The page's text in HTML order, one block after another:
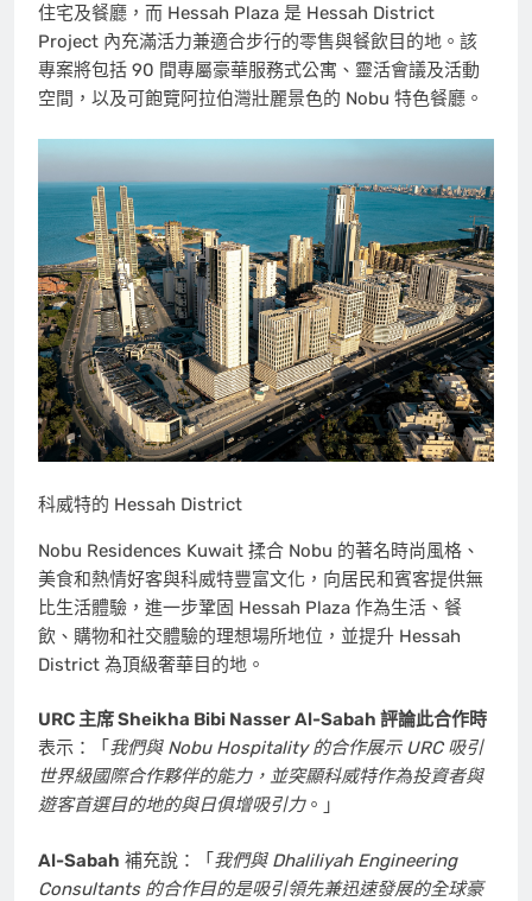
住宅及餐廳，而 Hessah Plaza 是 Hessah District
Project 內充滿活力兼適合步行的零售與餐飲目的地。該
專案將包括 90 間專屬豪華服務式公寓、靈活會議及活動
空間，以及可飽覽阿拉伯灣壯麗景色的 Nobu 特色餐廳。
科威特的 Hessah District
Nobu Residences Kuwait 揉合 Nobu 的著名時尚風格、
美食和熱情好客與科威特豐富文化，向居民和賓客提供無
比生活體驗，進一步鞏固 Hessah Plaza 作為生活、餐
飲、購物和社交體驗的理想場所地位，並提升 Hessah
District 為頂級奢華目的地。
URC 主席Sheikha Bibi Nasser Al-Sabah 評論此合作時
表示：「 我們與 Nobu Hospitality 的合作展示 URC 吸引
世界級國際合作夥伴的能力，並突顯科威特作為投資者與
遊客首選目的地的與日俱增吸引力。」
Al-Sabah 補充說：「 我們與 Dhaliliyah Engineering
Consultants 的合作目的是吸引領先兼迅速發展的全球豪